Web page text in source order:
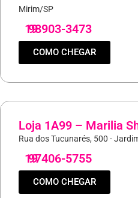
Mirim/SP
19
98903-3473
COMO CHEGAR
Loja 1A99 – Marilia
Rua dos Tucunarés, 500 -
19
97406-5755
COMO CHEGAR